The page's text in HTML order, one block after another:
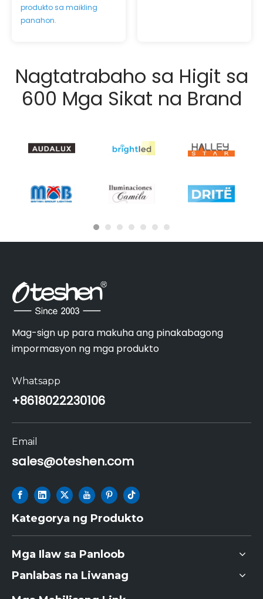
produkto sa maikling
panahon.
Nagtatrabaho sa Higit sa
600 Mga Sikat na Brand
Mag-sign up para makuha ang pinakabagong
impormasyon ng mga produkto
Whatsapp
+8618022230106
Email
sales@oteshen.com
Kategorya ng Produkto
Mga Ilaw sa Panloob
Panlabas na Liwanag